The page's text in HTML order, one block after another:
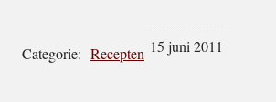
Categorie: Recepten 15 juni 2011